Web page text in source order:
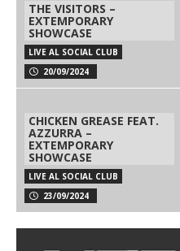
THE VISITORS –
EXTEMPORARY
SHOWCASE
LIVE AL SOCIAL CLUB
20/09/2024
CHICKEN GREASE FEAT.
AZZURRA –
EXTEMPORARY
SHOWCASE
LIVE AL SOCIAL CLUB
23/09/2024